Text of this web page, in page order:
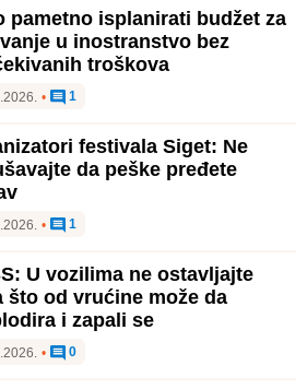
pametno isplanirati budžet za
u inostranstvo bez
troškova
• 1
festivala Siget: Ne
da peške pređete
• 1
U vozilima ne ostavljajte
što od vrućine može da
i zapali se
• 0